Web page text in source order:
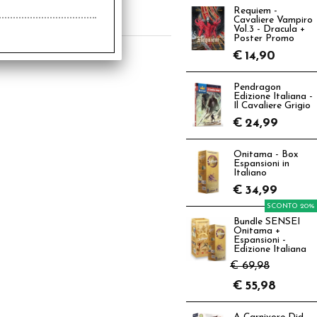
Requiem -
Cavaliere Vampiro
Vol.3 - Dracula +
Poster Promo
€ 14,90
Pendragon
Edizione Italiana -
Il Cavaliere Grigio
€ 24,99
Onitama - Box
Espansioni in
Italiano
€ 34,99
Bundle SENSEI
Onitama +
Espansioni -
Edizione Italiana
€ 69,98
SCONTO 20%
€ 55,98